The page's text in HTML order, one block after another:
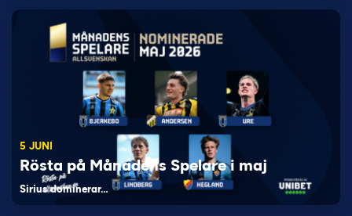
5 JUNI
Rösta på Månadens Spelare i maj
Sirius dominerar…